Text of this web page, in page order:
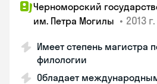
Черноморский
им. Петра Могилы • 2013 г.
Имеет степень магистра
филологии
Обладает